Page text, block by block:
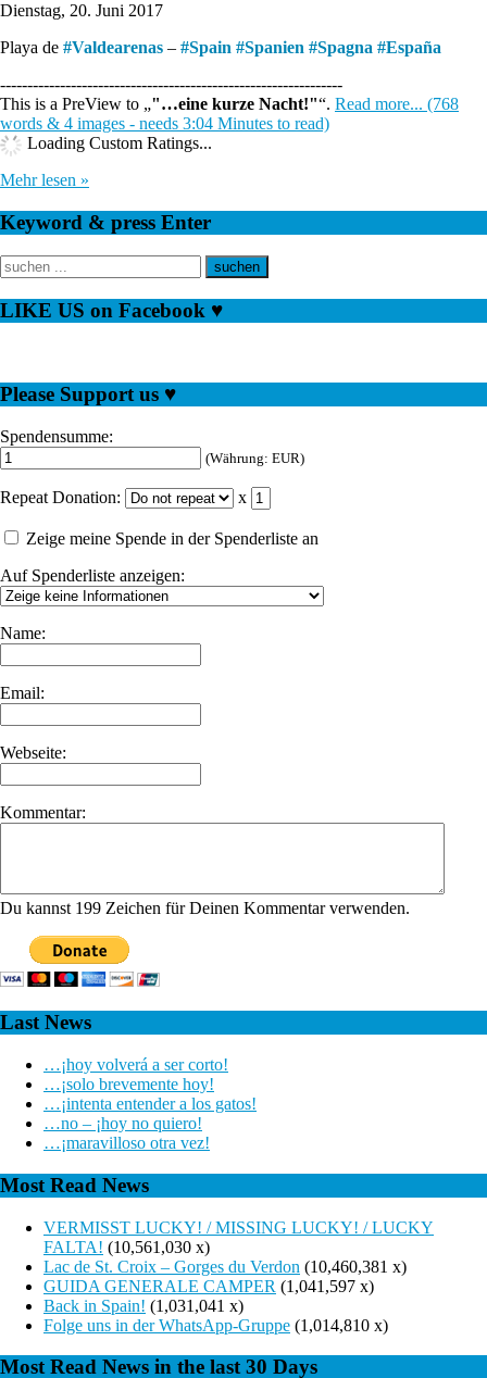
Dienstag, 20. Juni 2017
Playa de #Valdearenas – #Spain #Spanien #Spagna #España
---------------------------------------------------------------
This is a PreView to
"…eine kurze Nacht!" . Read more... (768
words & 4 images - needs 3:04 Minutes to read)
Loading Custom Ratings...
Mehr lesen »
Keyword & press Enter
LIKE US on Facebook ♥
Please Support us ♥
Spendensumme:
(Währung: EUR)
Repeat Donation: x
Zeige meine Spende in der Spenderliste an
Auf Spenderliste anzeigen:
Name:
Email:
Webseite:
Kommentar:
Du kannst 199 Zeichen für Deinen Kommentar verwenden.
Last News
…¡hoy volverá a ser corto!
…¡solo brevemente hoy!
…¡intenta entender a los gatos!
…no – ¡hoy no quiero!
…¡maravilloso otra vez!
Most Read News
VERMISST LUCKY! / MISSING LUCKY! / LUCKY
FALTA! (10,561,030 x)
Lac de St. Croix – Gorges du Verdon (10,460,381 x)
GUIDA GENERALE CAMPER (1,041,597 x)
Back in Spain! (1,031,041 x)
Folge uns in der WhatsApp-Gruppe (1,014,810 x)
Most Read News in the last 30 Days